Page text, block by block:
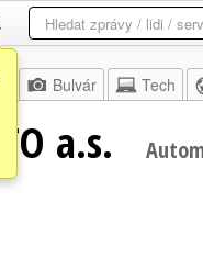
Bulvár Tech
a.s.